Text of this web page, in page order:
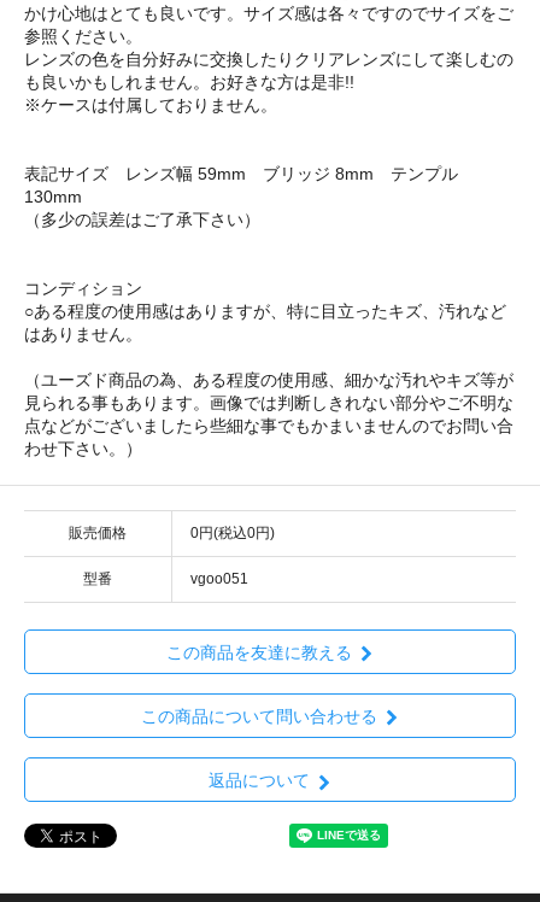
かけ心地はとても良いです。サイズ感は各々ですのでサイズをご
参照ください。
レンズの色を自分好みに交換したりクリアレンズにして楽しむの
も良いかもしれません。お好きな方は是非!!
※ケースは付属しておりません。
表記サイズ レンズ幅 59mm ブリッジ 8mm テンプル
130mm
（多少の誤差はご了承下さい）
コンディション
○ある程度の使用感はありますが、特に目立ったキズ、汚れなど
はありません。
（ユーズド商品の為、ある程度の使用感、細かな汚れやキズ等が
見られる事もあります。画像では判断しきれない部分やご不明な
点などがございましたら些細な事でもかまいませんのでお問い合
わせ下さい。）
販売価格 0円(税込0円)
型番 vgoo051
この商品を友達に教える
この商品について問い合わせる
返品について